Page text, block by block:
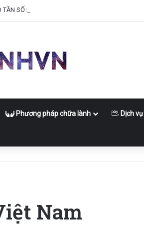
SỐ NĂNG LƯỢNG CỦA BẠN
Phương pháp chữa lành Dịch vụ
Nam